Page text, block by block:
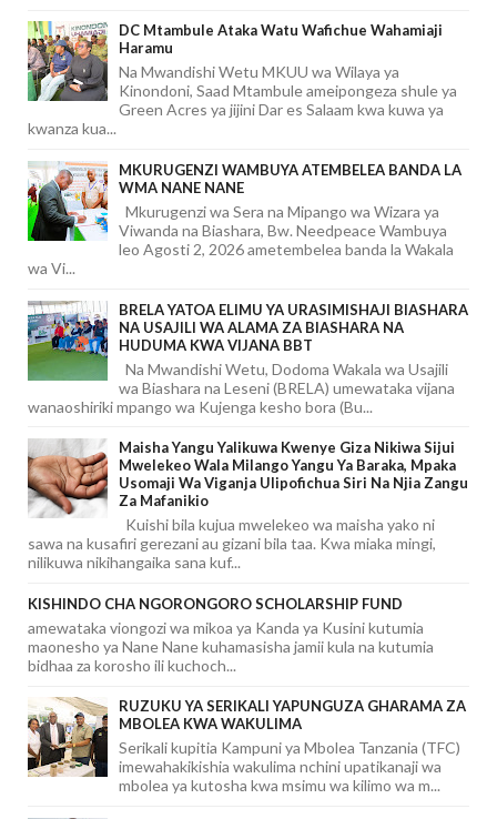
DC Mtambule Ataka Watu Wafichue Wahamiaji
Haramu
Na Mwandishi Wetu MKUU wa Wilaya ya
Kinondoni, Saad Mtambule ameipongeza shule ya
Green Acres ya jijini Dar es Salaam kwa kuwa ya
kwanza kua...
MKURUGENZI WAMBUYA ATEMBELEA BANDA LA
WMA NANE NANE
Mkurugenzi wa Sera na Mipango wa Wizara ya
Viwanda na Biashara, Bw. Needpeace Wambuya
leo Agosti 2, 2026 ametembelea banda la Wakala
wa Vi...
BRELA YATOA ELIMU YA URASIMISHAJI BIASHARA
NA USAJILI WA ALAMA ZA BIASHARA NA
HUDUMA KWA VIJANA BBT
Na Mwandishi Wetu, Dodoma Wakala wa Usajili
wa Biashara na Leseni (BRELA) umewataka vijana
wanaoshiriki mpango wa Kujenga kesho bora (Bu...
Maisha Yangu Yalikuwa Kwenye Giza Nikiwa Sijui
Mwelekeo Wala Milango Yangu Ya Baraka, Mpaka
Usomaji Wa Viganja Ulipofichua Siri Na Njia Zangu
Za Mafanikio
Kuishi bila kujua mwelekeo wa maisha yako ni
sawa na kusafiri gerezani au gizani bila taa. Kwa miaka mingi,
nilikuwa nikihangaika sana kuf...
KISHINDO CHA NGORONGORO SCHOLARSHIP FUND
amewataka viongozi wa mikoa ya Kanda ya Kusini kutumia
maonesho ya Nane Nane kuhamasisha jamii kula na kutumia
bidhaa za korosho ili kuchoch...
RUZUKU YA SERIKALI YAPUNGUZA GHARAMA ZA
MBOLEA KWA WAKULIMA
Serikali kupitia Kampuni ya Mbolea Tanzania (TFC)
imewahakikishia wakulima nchini upatikanaji wa
mbolea ya kutosha kwa msimu wa kilimo wa m...